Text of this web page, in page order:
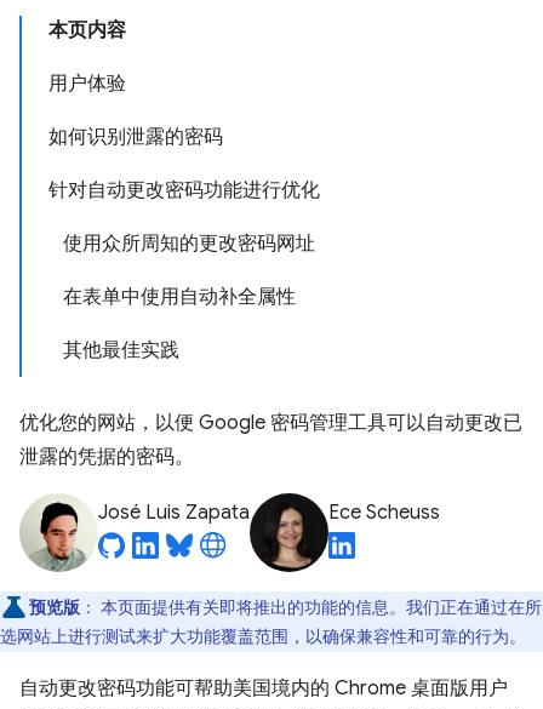
本页内容
用户体验
如何识别泄露的密码
针对自动更改密码功能进行优化
使用众所周知的更改密码网址
在表单中使用自动补全属性
其他最佳实践
优化您的网站，以便 Google 密码管理工具可以自动更改已
泄露的凭据的密码。
José Luis Zapata Ece Scheuss
预览版 ： 本页面提供有关即将推出的功能的信息。我们正在通过在所
选网站上进行测试来扩大功能覆盖范围，以确保兼容性和可靠的行为。
自动更改密码功能可帮助美国境内的 Chrome 桌面版用户